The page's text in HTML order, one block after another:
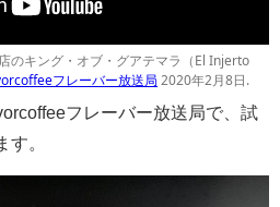
のキング・オブ・グアテマラ（El Injerto
フレーバー放送局 2020年2月8日.
フレーバー放送局で、試
す。